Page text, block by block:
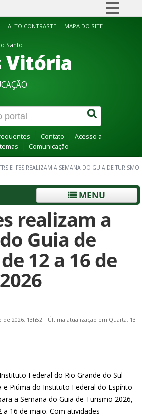
Simplifique!
Acesso à informação
Canais
ALTO CONTRASTE MAPA DO SITE
Santo
Vitória
Contato
Acesso a
Comunicação
E IFES REALIZAM A SEMANA DO GUIA DE TURISMO
MENU
realizam a
Guia de
12 a 16 de
de 2026, 13h52 | Última atualização em Quarta, 13
Federal do Rio Grande do Sul
e Piúma do Instituto Federal do Espírito
a Semana do Guia de Turismo 2026,
a 16 de maio. Com atividades